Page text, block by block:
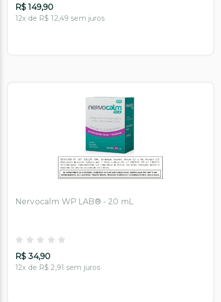
R$ 149,90
12x de R$ 12,49 sem juros
Nervocalm WP LAB® - 20 mL
R$ 34,90
12x de R$ 2,91 sem juros